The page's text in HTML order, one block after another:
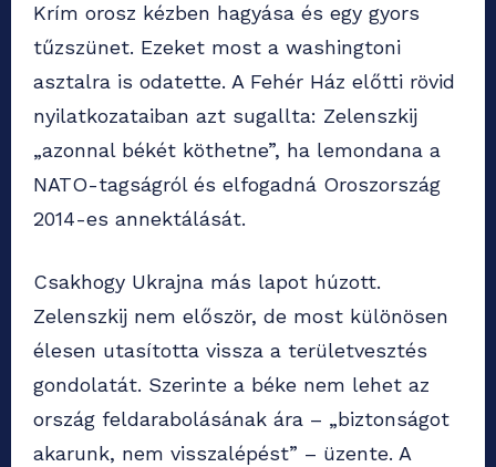
Krím orosz kézben hagyása és egy gyors
tűzszünet. Ezeket most a washingtoni
asztalra is odatette. A Fehér Ház előtti rövid
nyilatkozataiban azt sugallta: Zelenszkij
„azonnal békét köthetne”, ha lemondana a
NATO-tagságról és elfogadná Oroszország
2014-es annektálását.
Csakhogy Ukrajna más lapot húzott.
Zelenszkij nem először, de most különösen
élesen utasította vissza a területvesztés
gondolatát. Szerinte a béke nem lehet az
ország feldarabolásának ára – „biztonságot
akarunk, nem visszalépést” – üzente. A